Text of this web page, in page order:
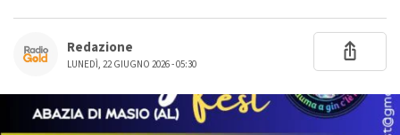
Redazione
LUNEDÌ, 22 GIUGNO 2026 - 05:30